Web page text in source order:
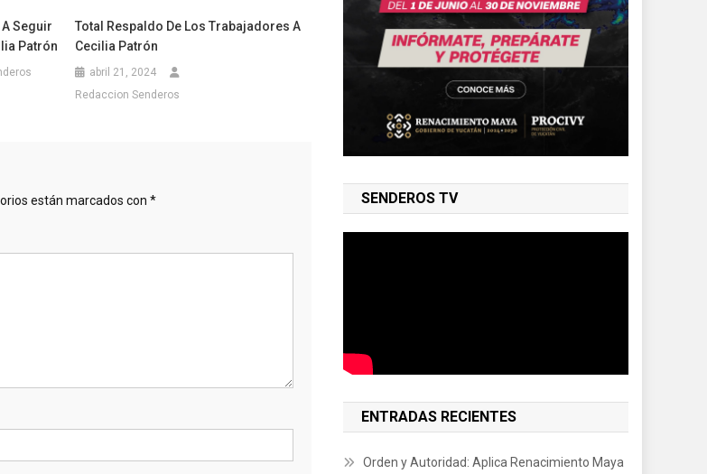
A Seguir
Patrón
Total Respaldo De Los Trabajadores A
Cecilia Patrón
abril 21, 2024
Redaccion Senderos
están marcados con * SENDEROS TV
ENTRADAS RECIENTES
Orden y Autoridad: Aplica Renacimiento Maya